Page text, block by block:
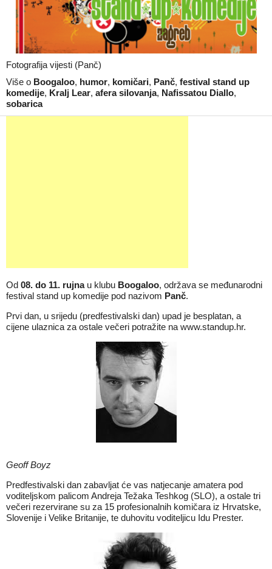
Fotografija vijesti (Panč)
Više o Boogaloo, humor, komičari, Panč, festival stand up
komedije, Kralj Lear, afera silovanja, Nafissatou Diallo,
sobarica
Od 08. do 11. rujnau klubu Boogaloo, održava se međunarodni
festival stand up komedije pod nazivom Panč.
Prvi dan, u srijedu (predfestivalski dan) upad je besplatan, a
cijene ulaznica za ostale večeri potražite na www.standup.hr.
Geoff Boyz
Predfestivalski dan zabavljat će vas natjecanje amatera pod
voditeljskom palicom Andreja Težaka Teshkog (SLO), a ostale tri
večeri rezervirane su za 15 profesionalnih komičara iz Hrvatske,
Slovenije i Velike Britanije, te duhovitu voditeljicu Idu Prester.